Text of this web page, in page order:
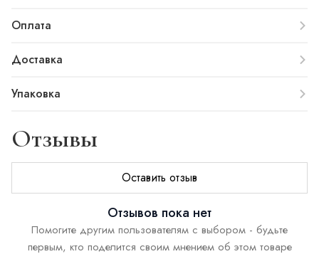
Оплата
Доставка
Упаковка
Отзывы
Оставить отзыв
Отзывов пока нет
Помогите другим пользователям с выбором - будьте
первым, кто поделится своим мнением об этом товаре